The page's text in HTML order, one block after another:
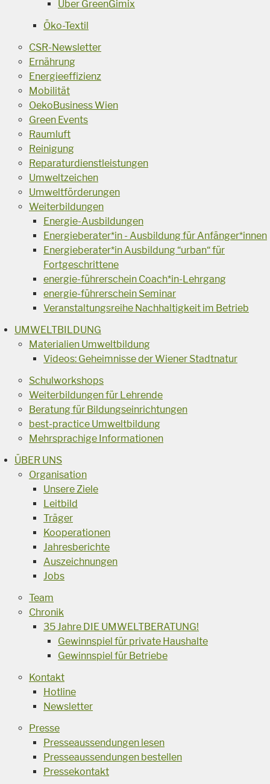
Über GreenGimix
Öko-Textil
CSR-Newsletter
Ernährung
Energieeffizienz
Mobilität
OekoBusiness Wien
Green Events
Raumluft
Reinigung
Reparaturdienstleistungen
Umweltzeichen
Umweltförderungen
Weiterbildungen
Energie-Ausbildungen
Energieberater*in - Ausbildung für Anfänger*innen
Energieberater*in Ausbildung “urban“ für
Fortgeschrittene
energie-führerschein Coach*in-Lehrgang
energie-führerschein Seminar
Veranstaltungsreihe Nachhaltigkeit im Betrieb
UMWELTBILDUNG
Materialien Umweltbildung
Videos: Geheimnisse der Wiener Stadtnatur
Schulworkshops
Weiterbildungen für Lehrende
Beratung für Bildungseinrichtungen
best-practice Umweltbildung
Mehrsprachige Informationen
ÜBER UNS
Organisation
Unsere Ziele
Leitbild
Träger
Kooperationen
Jahresberichte
Auszeichnungen
Jobs
Team
Chronik
35 Jahre DIE UMWELTBERATUNG!
Gewinnspiel für private Haushalte
Gewinnspiel für Betriebe
Kontakt
Hotline
Newsletter
Presse
Presseaussendungen lesen
Presseaussendungen bestellen
Pressekontakt